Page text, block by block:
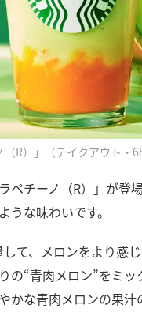
（R）」（テイクアウト・
ペチーノ（R）」が登
うな味わいです。
て、メロンをより感
の“青肉メロン”をミ
かな青肉メロンの果